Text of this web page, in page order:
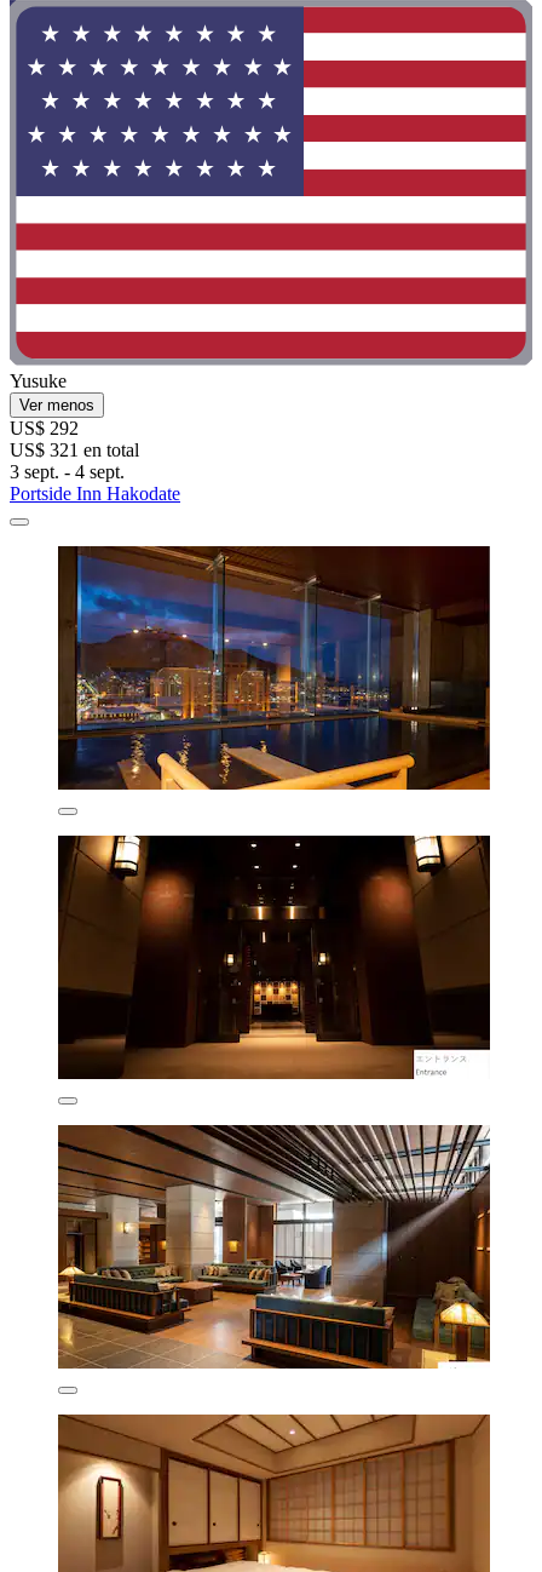
Yusuke
Ver menos
US$ 292
US$ 321 en total
3 sept. - 4 sept.
Portside Inn Hakodate